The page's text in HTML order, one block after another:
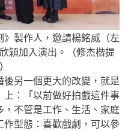
製作人，邀請楊銘威（左
穎加入演出。（修杰楷提
後另一個更大的改變，就是
：「以前做好拍戲這件事
不管是工作、生活、家庭
型態：喜歡戲劇，可以參